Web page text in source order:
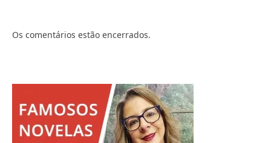
Os comentários estão encerrados.